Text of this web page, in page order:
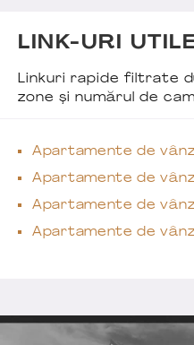
LINK-URI
Linkuri rapide filtrate
zone și numărul de
Apartamente de
Apartamente de
Apartamente de
Apartamente de